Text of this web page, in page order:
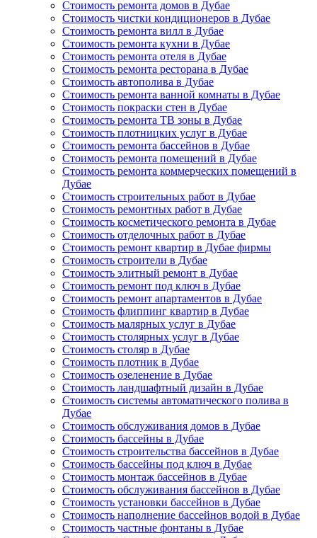
Стоимость ремонта домов в Дубае
Стоимость чистки кондиционеров в Дубае
Стоимость ремонта вилл в Дубае
Стоимость ремонта кухни в Дубае
Стоимость ремонта отеля в Дубае
Стоимость ремонта ресторана в Дубае
Стоимость автополива в Дубае
Стоимость ремонта ванной комнаты в Дубае
Стоимость покраски стен в Дубае
Стоимость ремонта ТВ зоны в Дубае
Стоимость плотницких услуг в Дубае
Стоимость ремонта бассейнов в Дубае
Стоимость ремонта помещений в Дубае
Стоимость ремонта коммерческих помещений в
Дубае
Стоимость строительных работ в Дубае
Стоимость ремонтных работ в Дубае
Стоимость косметического ремонта в Дубае
Стоимость отделочных работ в Дубае
Стоимость ремонт квартир в Дубае фирмы
Стоимость строители в Дубае
Стоимость элитный ремонт в Дубае
Стоимость ремонт под ключ в Дубае
Стоимость ремонт апартаментов в Дубае
Стоимость флиппинг квартир в Дубае
Стоимость малярных услуг в Дубае
Стоимость столярных услуг в Дубае
Стоимость столяр в Дубае
Стоимость плотник в Дубае
Стоимость озеленение в Дубае
Стоимость ландшафтный дизайн в Дубае
Стоимость системы автоматического полива в
Дубае
Стоимость обслуживания домов в Дубае
Стоимость бассейны в Дубае
Стоимость строительства бассейнов в Дубае
Стоимость бассейны под ключ в Дубае
Стоимость монтаж бассейнов в Дубае
Стоимость обслуживания бассейнов в Дубае
Стоимость установки бассейнов в Дубае
Стоимость наполнение бассейнов водой в Дубае
Стоимость частные фонтаны в Дубае